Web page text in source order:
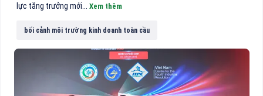
lực tăng trưởng mới... Xem thêm
bối cảnh môi trường kinh doanh toàn cầu